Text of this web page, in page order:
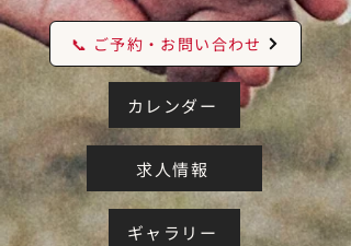
📞 ご予約・お問い合わせ
カレンダー
求人情報
ギャラリー